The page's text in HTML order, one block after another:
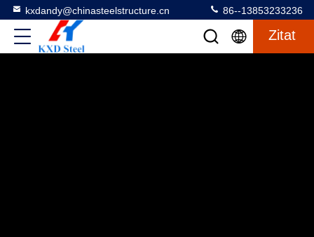
kxdandy@chinasteelstructure.cn 86--13853233236
Zitat